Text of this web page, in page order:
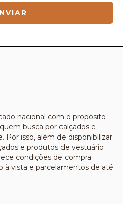
nacional com o propósito
busca por calçados e
Por isso, além de disponibilizar
e produtos de vestuário
condições de compra
à vista e parcelamentos de até